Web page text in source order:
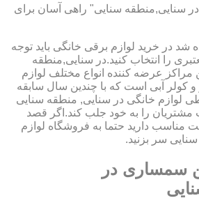
سنایی,منطقه سنایی" راهی آسان برای
شد در خرید لوازم برقی خانگی باید توجه
را انتخاب کنید.در سنایی,منطقه
مراکز عرضه کننده انواع مختلف لوازم
و کولر آبی است که با چندین سال سابقه
خانگی در سنایی, منطقه سنایی
را به خود جلب کند.اگر قصد
مناسب دارید حتما به فروشگاه لوازم
سر بزنید.
سمساری در